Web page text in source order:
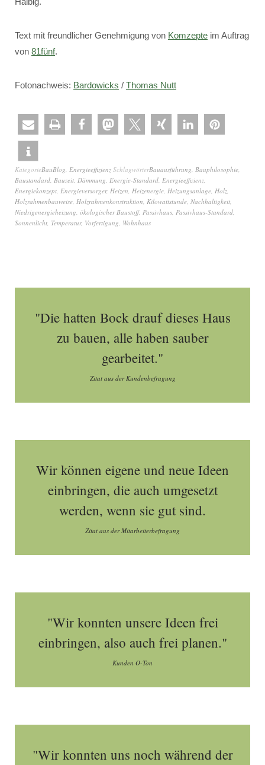
Text mit freundlicher Genehmigung von Komzepte im Auftrag
von 81fünf.
Fotonachweis: Bardowicks / Thomas Nutt
KategorieBauBlog, Energieeffizienz SchlagwörterBauausführung, Bauphilosophie,
Baustandard, Bauzeit, Dämmung, Energie-Standard, Energieeffizienz,
Energiekonzept, Energieversorger, Heizen, Heizenergie, Heizungsanlage, Holz,
Holzrahmenbauweise, Holzrahmenkonstruktion, Kilowattstunde, Nachhaltigkeit,
Niedrigenergieheizung, ökologischer Baustoff, Passivhaus, Passivhaus-Standard,
Sonnenlicht, Temperatur, Vorfertigung, Wohnhaus
"Die hatten Bock drauf dieses Haus
zu bauen, alle haben sauber
gearbeitet."
Zitat aus der Kundenbefragung
Wir können eigene und neue Ideen
einbringen, die auch umgesetzt
werden, wenn sie gut sind.
Zitat aus der Mitarbeiterbefragung
"Wir konnten unsere Ideen frei
einbringen, also auch frei planen."
Kunden O-Ton
"Wir konnten uns noch während der